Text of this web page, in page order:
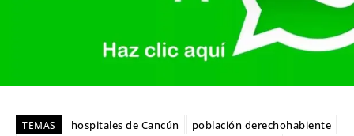
TEMAS hospitales de Cancún
población derechohabiente